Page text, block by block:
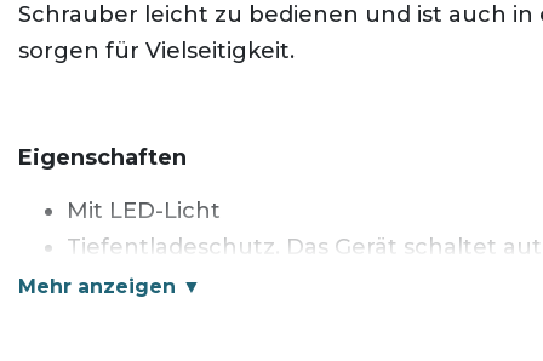
Schrauber leicht zu bedienen und ist auch
sorgen für Vielseitigkeit.
Eigenschaften
Mit LED-Licht
Tiefentladeschutz. Das Gerät schaltet
Kraftvoller Motor für hohe